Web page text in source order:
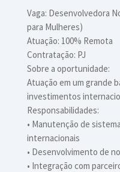
Vaga: Desenvolvedora
para Mulheres)
Atuação: 100% Remota
Contratação: PJ
Sobre a oportunidade:
Atuação em um grande
investimentos
Responsabilidades:
• Manutenção de
internacionais
• Desenvolvimento de
• Integração com